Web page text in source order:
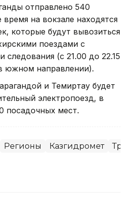
отправлено 540
на вокзале находятся
которые будут вывозиться
поездами с
следования (с 21.00 до 22.15
южном направлении).
и Темиртау будет
электропоезд, в
посадочных мест.
Регионы Казгидромет